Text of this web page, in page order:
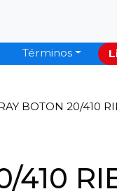
Términos
BOTON 20/410
410